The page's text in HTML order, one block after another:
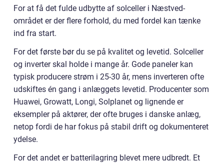
For at få det fulde udbytte af solceller i Næstved-
området er der flere forhold, du med fordel kan tænke
ind fra start.
For det første bør du se på kvalitet og levetid. Solceller
og inverter skal holde i mange år. Gode paneler kan
typisk producere strøm i 25-30 år, mens inverteren ofte
udskiftes én gang i anlæggets levetid. Producenter som
Huawei, Growatt, Longi, Solplanet og lignende er
eksempler på aktører, der ofte bruges i danske anlæg,
netop fordi de har fokus på stabil drift og dokumenteret
ydelse.
For det andet er batterilagring blevet mere udbredt. Et